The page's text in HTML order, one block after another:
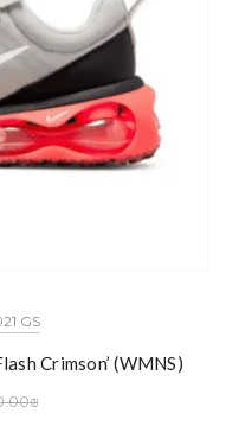
GS
Crimson’ (WMNS)
₪